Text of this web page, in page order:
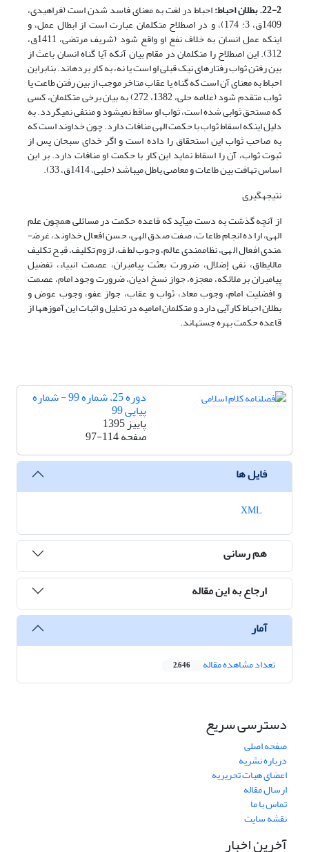
22-2. بطلان احباط:
احباط در لغت به معنای فاسد شدن است (فراهیدی،
1409ق، 3: 174)، و در اصطلاح متکلمان عبارت است از ابطال عمل، و
اینکه عمل انسان به خلاف نفع او واقع شود (شریف مرتضی، 1411ق،
312). این اصطلاح را متکلمان در مقام بیان آنکه آیا گناه انسان باعث از
بین رفتن ثواب رفتارهای نیک قبلی او است یا نه، به کار برده­اند. بنابراین
احباط به معنای آن است که گناه یا عقاب متاخر موجب از بین رفتن طاعت یا
ثواب متقدم ­شود (علامه حلی، 1382، 272) به بیان برخی متکلمان، کسی
که مستحق ثوابی شده است، ثواب او ساقط نمی­شود و منتفی نمی­گردد. به
دلیل اینکه اسقاط ثواب با حکمت الهی منافات دارد. چون خداوند است که
به صاحب ثواب این استحقاق را داده است و اگر خدای سبحان پس از
ثبوت ثواب، آن را اسقاط نماید این کار با حکمت او منافات دارد. بر این
اساس تهافت بین طاعات و معاصی باطل می­باشد (حلبی، 1414ق، 33).
نتیجه­گیری
از آنچه گذشت به دست می­آید که قاعده حکمت در مسائلی همچون علم
الهی، اراده انجام طاعات، صفت صدق الهی، حسن افعال خداوند، غرض­
مندی افعال الهی، نظام­مندی عالم، وجوب لطف، لزوم تکلیف، قبح تکلیف
مالایطاق، نفی إضلال، ضرورت بعثت پیامبران، عصمت انبیاء، تفضیل
پیامبران بر ملائکه، معجزه، جواز نسخ ادیان، ضرورت وجود امام، عصمت
و افضلیت امام، وجوب معاد، ثواب و عقاب، جواز عفو، وجوب عوض و
بطلان احباط کارآیی دارد و متکلمان امامیه در تحلیل و اثبات این آموزه­ها از
قاعده حکمت بهره جسته­اند.
دوره 25، شماره 99 - شماره
پیاپی 99
پاییز 1395
صفحه97-114
فایل ها
هم رسانی
ارجاع به این مقاله
آمار
تعداد مشاهده مقاله 2,646
دسترسی سریع
صفحه اصلی
درباره نشریه
اعضای هیات تحریریه
ارسال مقاله
تماس با ما
نقشه سایت
آخرین اخبار